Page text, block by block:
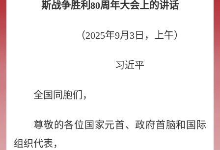
斯战争胜利80周年大会上的讲话
（2025年9月3日，上午）
习近平
全国同胞们，
尊敬的各位国家元首、政府首脑和国际
组织代表，